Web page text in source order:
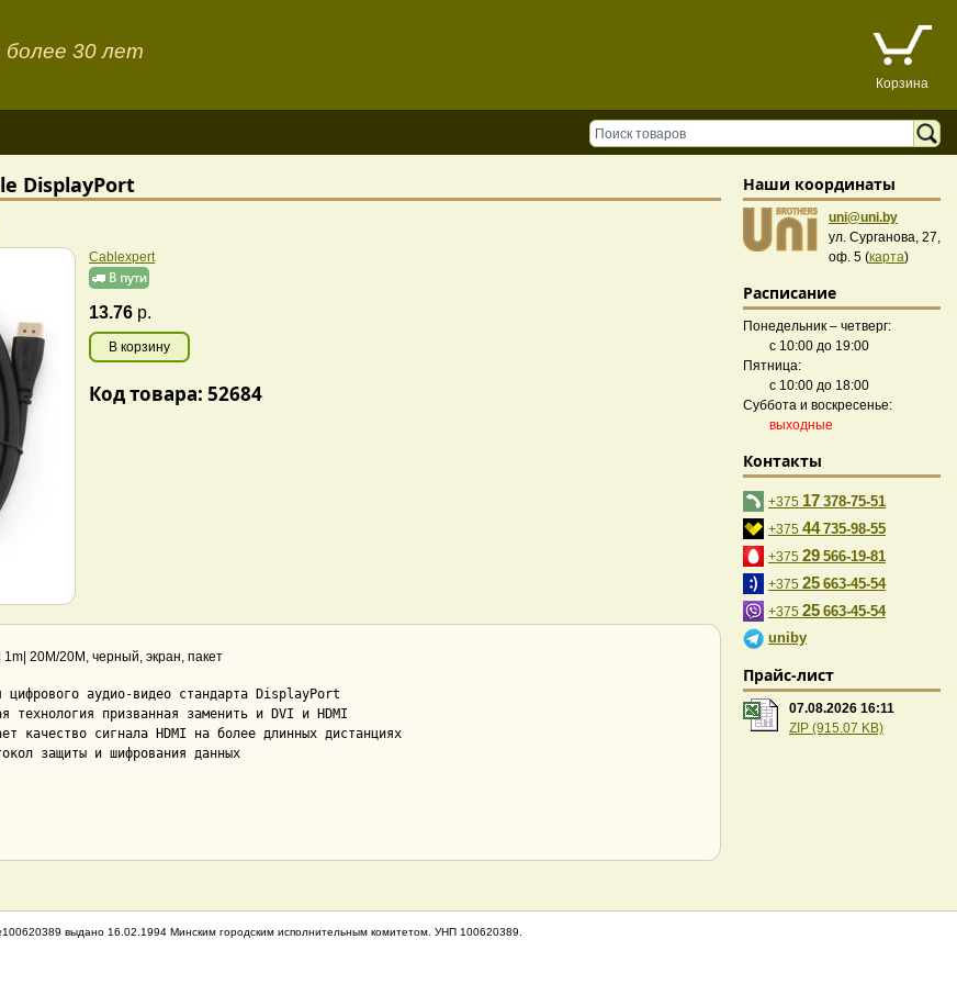
более 30 лет
Корзина
DisplayPort
Cablexpert
13.76 р.
В корзину
Код товара: 52684
1m| 20M/20M, черный, экран, пакет
цифрового аудио-видео стандарта DisplayPort
технология призванная заменить и DVI и HDMI
качество сигнала HDMI на более длинных дистанциях
защиты и шифрования данных
Наши координаты
uni@uni.by
ул. Сурганова, 27,
оф. 5 (карта)
Расписание
Понедельник – четверг:
с 10:00 до 19:00
Пятница:
с 10:00 до 18:00
Суббота и воскресенье:
выходные
Контакты
+375 17 378-75-51
+375 44 735-98-55
+375 29 566-19-81
+375 25 663-45-54
+375 25 663-45-54
uniby
Прайс-лист
07.08.2026 16:11
ZIP (915.07 KB)
выдано 16.02.1994 Минским городским исполнительным комитетом. УНП 100620389.